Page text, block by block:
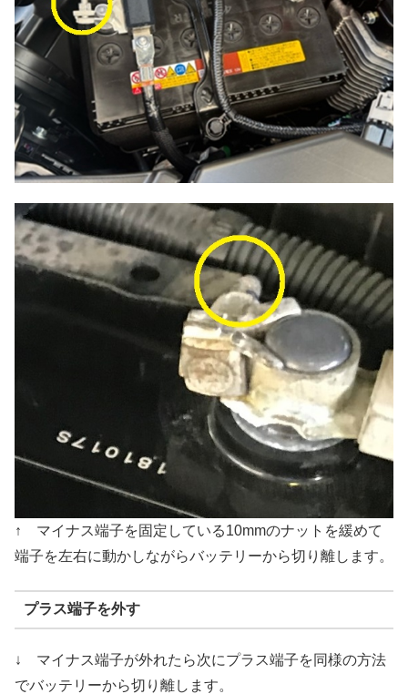
↑ マイナス端子を固定している10mmのナットを緩めて
端子を左右に動かしながらバッテリーから切り離します。
プラス端子を外す
↓ マイナス端子が外れたら次にプラス端子を同様の方法
でバッテリーから切り離します。